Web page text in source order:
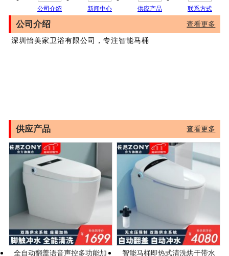
公司介绍 新闻中心 供应产品 联系方式
公司介绍 查看更多
深圳怡美家卫浴有限公司，专注智能马桶
供应产品 查看更多
全自动翻盖语音声控多功能加 智能马桶即热式清洗烘干带水